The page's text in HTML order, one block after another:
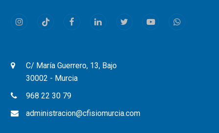
InstagramTiktok FacebookLinkedInTwitterYoutubeWhatsapp
C/ María Guerrero, 13, Bajo
30002 - Murcia
968 22 30 79
administracion@cfisiomurcia.com